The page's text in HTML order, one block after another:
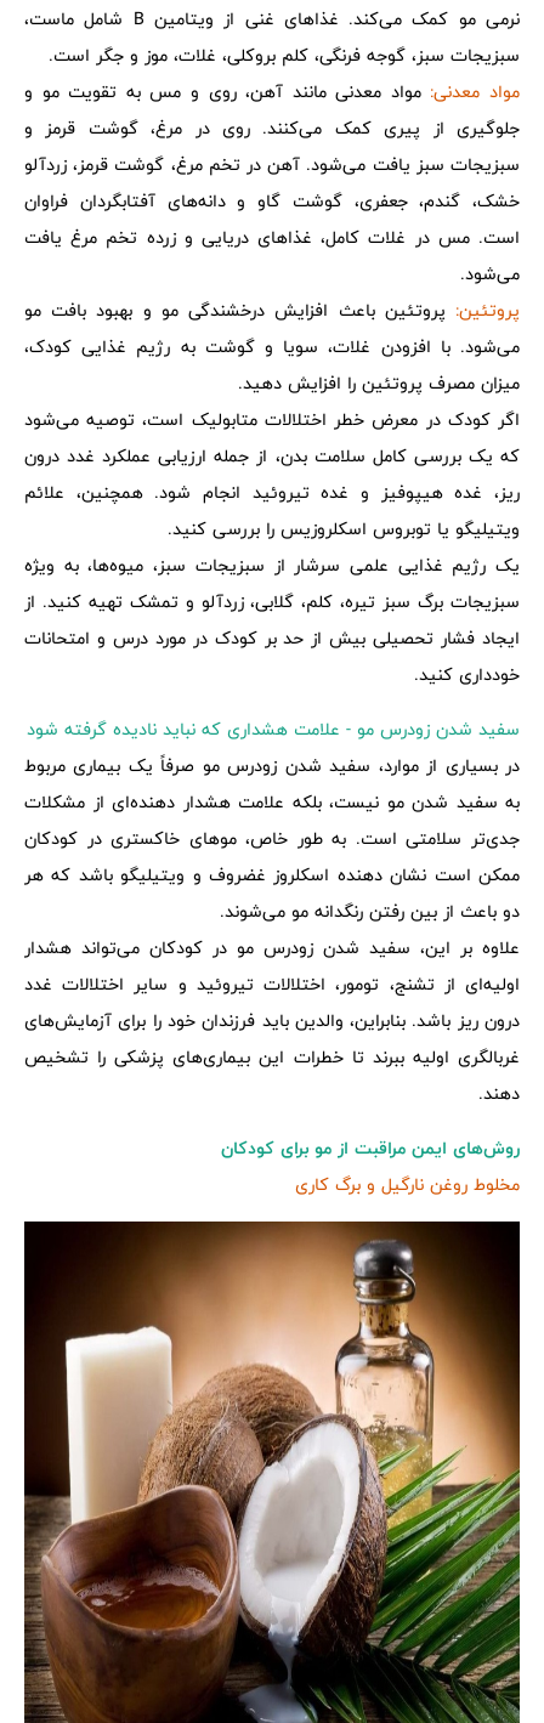
نرمی مو کمک می‌کند. غذاهای غنی از ویتامین B شامل ماست،
سبزیجات سبز، گوجه فرنگی، کلم بروکلی، غلات، موز و جگر است.
مواد معدنی: مواد معدنی مانند آهن، روی و مس به تقویت مو و
جلوگیری از پیری کمک می‌کنند. روی در مرغ، گوشت قرمز و
سبزیجات سبز یافت می‌شود. آهن در تخم مرغ، گوشت قرمز، زردآلو
خشک، گندم، جعفری، گوشت گاو و دانه‌های آفتابگردان فراوان
است. مس در غلات کامل، غذاهای دریایی و زرده تخم مرغ یافت
می‌شود.
پروتئین: پروتئین باعث افزایش درخشندگی مو و بهبود بافت مو
می‌شود. با افزودن غلات، سویا و گوشت به رژیم غذایی کودک،
میزان مصرف پروتئین را افزایش دهید.
اگر کودک در معرض خطر اختلالات متابولیک است، توصیه می‌شود
که یک بررسی کامل سلامت بدن، از جمله ارزیابی عملکرد غدد درون
ریز، غده هیپوفیز و غده تیروئید انجام شود. همچنین، علائم
ویتیلیگو یا توبروس اسکلروزیس را بررسی کنید.
یک رژیم غذایی علمی سرشار از سبزیجات سبز، میوه‌ها، به ویژه
سبزیجات برگ سبز تیره، کلم، گلابی، زردآلو و تمشک تهیه کنید. از
ایجاد فشار تحصیلی بیش از حد بر کودک در مورد درس و امتحانات
خودداری کنید.
سفید شدن زودرس مو - علامت هشداری که نباید نادیده گرفته شود
در بسیاری از موارد، سفید شدن زودرس مو صرفاً یک بیماری مربوط
به سفید شدن مو نیست، بلکه علامت هشدار دهنده‌ای از مشکلات
جدی‌تر سلامتی است. به طور خاص، موهای خاکستری در کودکان
ممکن است نشان دهنده اسکلروز غضروف و ویتیلیگو باشد که هر
دو باعث از بین رفتن رنگدانه مو می‌شوند.
علاوه بر این، سفید شدن زودرس مو در کودکان می‌تواند هشدار
اولیه‌ای از تشنج، تومور، اختلالات تیروئید و سایر اختلالات غدد
درون ریز باشد. بنابراین، والدین باید فرزندان خود را برای آزمایش‌های
غربالگری اولیه ببرند تا خطرات این بیماری‌های پزشکی را تشخیص
دهند.
روش‌های ایمن مراقبت از مو برای کودکان
مخلوط روغن نارگیل و برگ کاری